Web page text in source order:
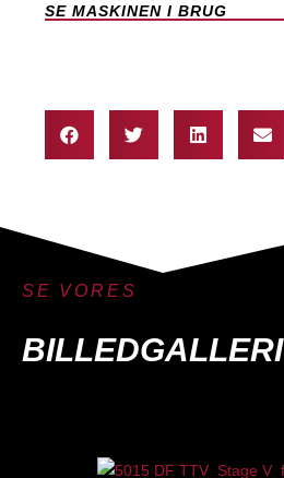
SE MASKINEN I BRUG
SE VORES
BILLEDGALLERI